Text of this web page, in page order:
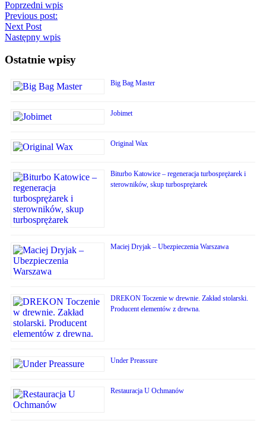
Poprzedni wpis
Previous post:
Next Post
Następny wpis
Ostatnie wpisy
Big Bag Master
Jobimet
Original Wax
Biturbo Katowice – regeneracja turbosprężarek i
sterowników, skup turbosprężarek
Maciej Dryjak – Ubezpieczenia Warszawa
DREKON Toczenie w drewnie. Zakład stolarski.
Producent elementów z drewna.
Under Preassure
Restauracja U Ochmanów